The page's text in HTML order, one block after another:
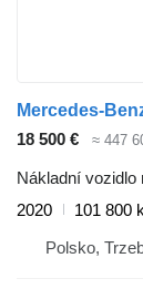
Mercedes-
18 500 €
≈ 447
Nákladní vozidlo
2020
101 800
Polsko,